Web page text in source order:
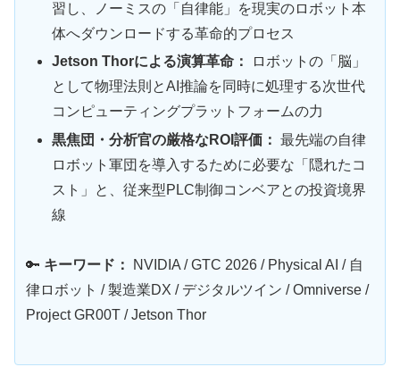
習し、ノーミスの「自律能」を現実のロボット本
体へダウンロードする革命的プロセス
Jetson Thorによる演算革命：
ロボットの「脳」
として物理法則とAI推論を同時に処理する次世代
コンピューティングプラットフォームの力
黒焦団・分析官の厳格なROI評価： 最先端の自律
ロボット軍団を導入するために必要な「隠れたコ
スト」と、従来型PLC制御コンベアとの投資境界
線
🔑 キーワード：
NVIDIA / GTC 2026 / Physical AI / 自
律ロボット / 製造業DX / デジタルツイン / Omniverse /
Project GR00T / Jetson Thor